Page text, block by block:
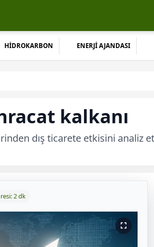
HİDROKARBON ENERJİ AJANDASI
kalkanı
dış ticarete etkisini analiz
2 dk